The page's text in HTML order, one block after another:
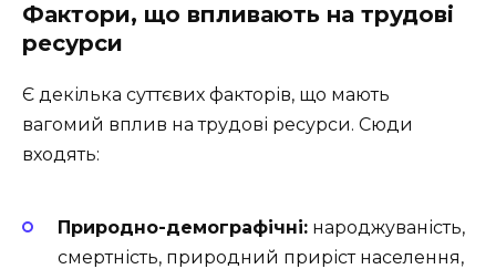
Фактори, що впливають на трудові
ресурси
Є декілька суттєвих факторів, що мають
вагомий вплив на трудові ресурси. Сюди
входять:
Природно-демографічні: народжуваність,
смертність, природний приріст населення,